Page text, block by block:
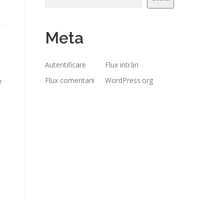
Meta
Autentificare
Flux intrări
Flux comentarii
WordPress.org